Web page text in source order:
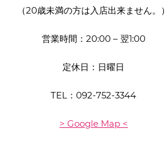
（20歳未満の方は入店出来ません。）
営業時間：20:00 – 翌1:00
定休日：日曜日
TEL：092-752-3344
> Google Map <